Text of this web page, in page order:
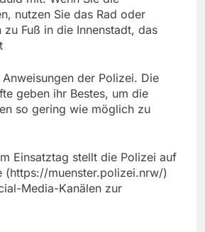
nutzen Sie das Rad oder
zu Fuß in die Innenstadt, das
der Polizei. Die
geben ihr Bestes, um die
so gering wie möglich zu
Einsatztag stellt die Polizei auf
(https://muenster.polizei.nrw/)
Media-Kanälen zur